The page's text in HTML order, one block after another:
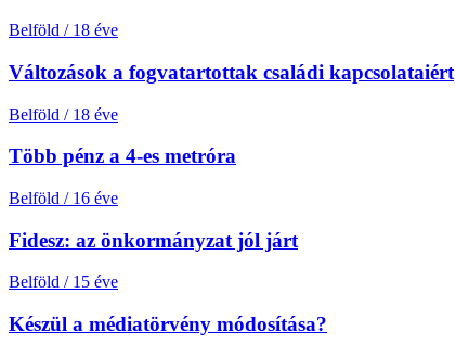
Belföld / 18 éve
Változások a fogvatartottak családi kapcsolataiért
Belföld / 18 éve
Több pénz a 4-es metróra
Belföld / 16 éve
Fidesz: az önkormányzat jól járt
Belföld / 15 éve
Készül a médiatörvény módosítása?